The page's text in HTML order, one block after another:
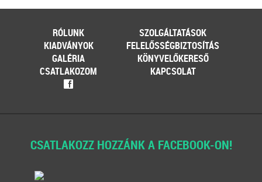
ehhez az érintett személynek milyen
Továbbolvasom »
RÓLUNK
SZOLGÁLTATÁSOK
KIADVÁNYOK
FELELŐSSÉGBIZTOSÍTÁS
GALÉRIA
KÖNYVELŐKERESŐ
CSATLAKOZOM
KAPCSOLAT
f
CSATLAKOZZ HOZZÁNK A FACEBOOK-ON!